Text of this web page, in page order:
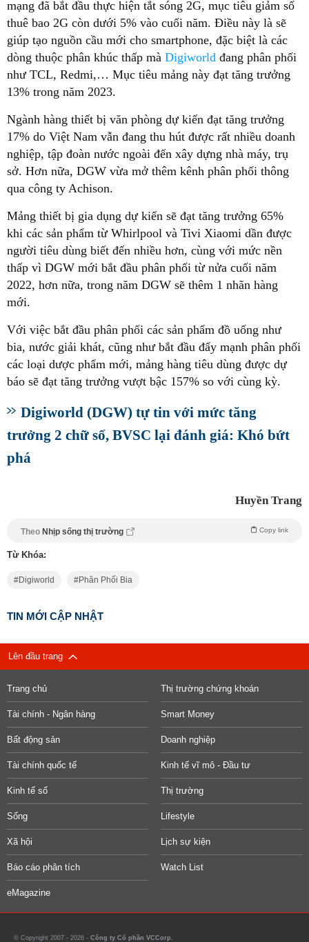
mạng đã bắt đầu thực hiện tắt sóng 2G, mục tiêu giảm số
thuê bao 2G còn dưới 5% vào cuối năm. Điều này là sẽ
giúp tạo nguồn cầu mới cho smartphone, đặc biệt là các
dòng thuộc phân khúc thấp mà Digiworld đang phân phối
như TCL, Redmi,… Mục tiêu mảng này đạt tăng trưởng
13% trong năm 2023.
Ngành hàng thiết bị văn phòng dự kiến đạt tăng trưởng
17% do Việt Nam vẫn đang thu hút được rất nhiều doanh
nghiệp, tập đoàn nước ngoài đến xây dựng nhà máy, trụ
sở. Hơn nữa, DGW vừa mở thêm kênh phân phối thông
qua công ty Achison.
Mảng thiết bị gia dụng dự kiến sẽ đạt tăng trưởng 65%
khi các sản phẩm từ Whirlpool và Tivi Xiaomi dần được
người tiêu dùng biết đến nhiều hơn, cùng với mức nền
thấp vì DGW mới bắt đầu phân phối từ nửa cuối năm
2022, hơn nữa, trong năm DGW sẽ thêm 1 nhãn hàng
mới.
Với việc bắt đầu phân phối các sản phẩm đồ uống như
bia, nước giải khát, cũng như bắt đầu đẩy mạnh phân phối
các loại dược phẩm mới, mảng hàng tiêu dùng được dự
báo sẽ đạt tăng trưởng vượt bậc 157% so với cùng kỳ.
Digiworld (DGW) tự tin với mức tăng
trưởng 2 chữ số, BVSC lại đánh giá: Khó bứt
phá
Huyền Trang
Theo Nhịp sống thị trường Copy link
Từ Khóa:
Digiworld Phân Phối Bia
TIN MỚI CẬP NHẬT
Lên đầu trang
Trang chủ Thị trường chứng khoán
Tài chính - Ngân hàng Smart Money
Bất động sản Doanh nghiệp
Tài chính quốc tế Kinh tế vĩ mô - Đầu tư
Kinh tế số Thị trường
Sống Lifestyle
Xã hội Lịch sự kiện
Báo cáo phân tích Watch List
eMagazine
© Copyright 2007 - 2026 - Công ty Cổ phần VCCorp.